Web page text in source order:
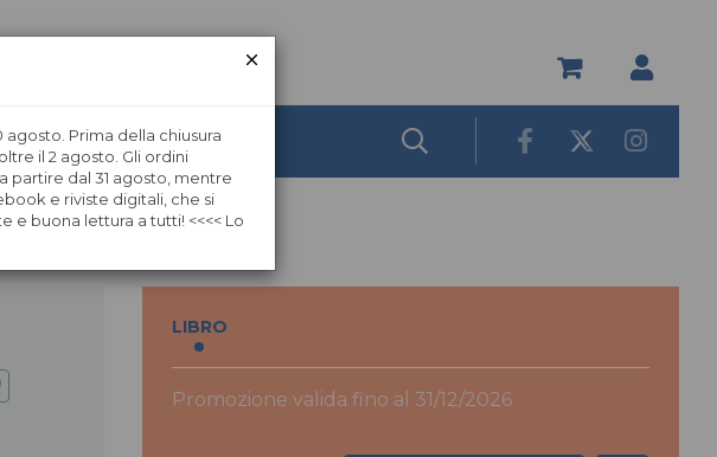
LIBRO
Promozione valida fino al 31/12/2026
Prima della chiusura
il 2 agosto. Gli ordini
partire dal 31 agosto, mentre
e riviste digitali, che si
e buona lettura a tutti! <<<< Lo